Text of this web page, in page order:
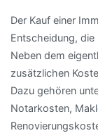
Der Kauf einer
Entscheidung,
Neben dem
zusätzlichen
Dazu gehören
Notarkosten,